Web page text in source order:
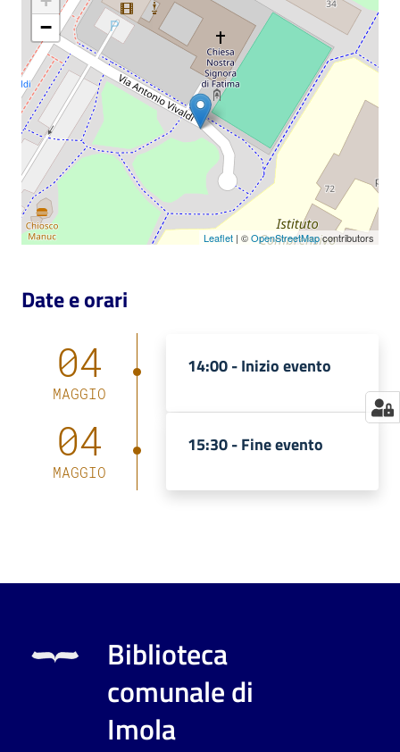
Catalogo
on line
Eventi
Chiedi al
bibliotecario
−
Leaflet | ©OpenStreetMapcontributors
Date e orari
04
MAGGIO
14:00 -Inizio evento
04
MAGGIO
15:30 -Fine evento
Biblioteca
comunale di
Imola